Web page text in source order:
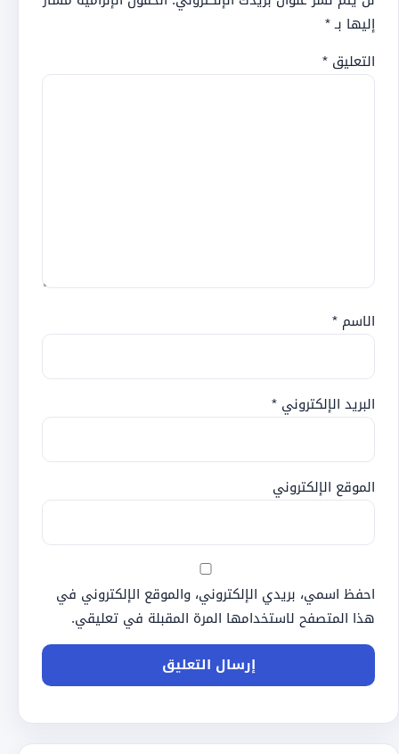
إليها بـ*
التعليق *
الاسم *
البريد الإلكتروني *
الموقع الإلكتروني
احفظ اسمي، بريدي الإلكتروني، والموقع الإلكتروني في
هذا المتصفح لاستخدامها المرة المقبلة في تعليقي.